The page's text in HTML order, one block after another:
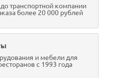
транспортной компании
более 20 000 рублей
и мебели для
с 1993 года